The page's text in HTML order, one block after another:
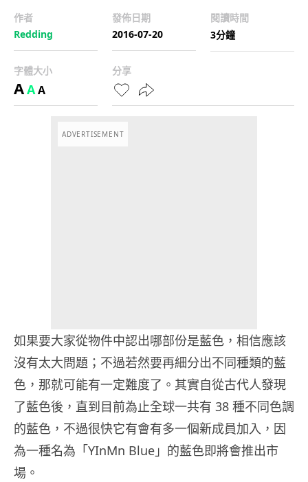
作者
Redding
發佈日期
2016-07-20
閱讀時間
3分鐘
字體大小
AAA
分享
ADVERTISEMENT
如果要大家從物件中認出哪部份是藍色，相信應該
沒有太大問題；不過若然要再細分出不同種類的藍
色，那就可能有一定難度了。其實自從古代人發現
了藍色後，直到目前為止全球一共有 38 種不同色調
的藍色，不過很快它有會有多一個新成員加入，因
為一種名為「YInMn Blue」的藍色即將會推出市
場。